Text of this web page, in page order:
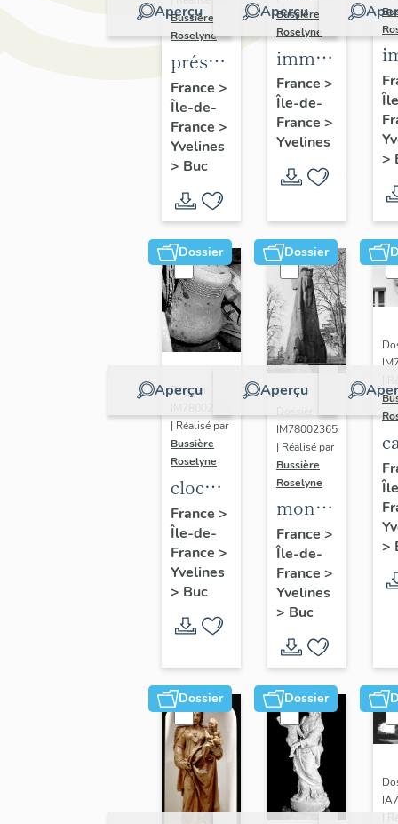
Aperçu
Bussière
Roselyne
présentation
de la
commune
de Buc
France >
Île-de-
France >
Yvelines
> Buc
Aperçu
Bussière
Roselyne
immeubles,
maisons,
fermes
France >
Île-de-
France >
Yvelines
>
Dossier
Aperçu
Dossier
| Réalisé par
Bussière
Roselyne
cloche
dite
Louise
Auguste
Adélaïde
France >
Île-de-
France >
Yvelines
> Buc
Dossier
Aperçu
IM78002365
| Réalisé par
Bussière
Roselyne
monument
funéraire
de
Jean
Casale
France >
Île-de-
France >
Yvelines
> Buc
>
Dossier Dossier